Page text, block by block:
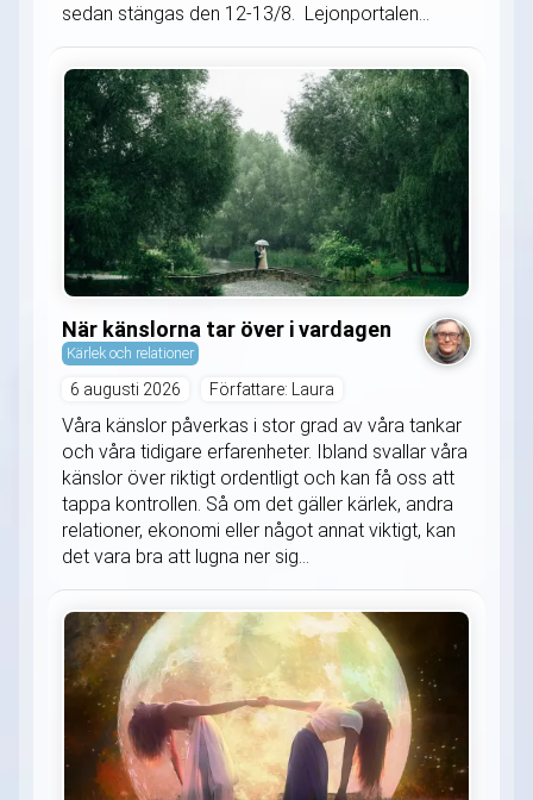
sedan stängas den 12-13/8. Lejonportalen...
När känslorna tar över i vardagen
Kärlek och relationer
6 augusti 2026 Författare: Laura
Våra känslor påverkas i stor grad av våra tankar
och våra tidigare erfarenheter. Ibland svallar våra
känslor över riktigt ordentligt och kan få oss att
tappa kontrollen. Så om det gäller kärlek, andra
relationer, ekonomi eller något annat viktigt, kan
det vara bra att lugna ner sig...